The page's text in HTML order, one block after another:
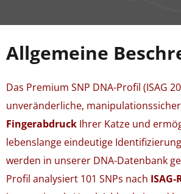
Allgemeine
Das Premium SNP DNA-Profil (ISAG
unveränderliche,
Fingerabdruck Ihrer Katze und
lebenslange eindeutige
werden in unserer DNA-Datenbank
Profil analysiert 101 SNPs nach